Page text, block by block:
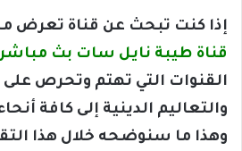
إذا كنت تبحث عن قناة تعرض
قناة طيبة نايل سات بث مباشر
القنوات التي تهتم وتحرص
والتعاليم الدينية إلى كافة
وهذا ما سنوضحه خلال هذا